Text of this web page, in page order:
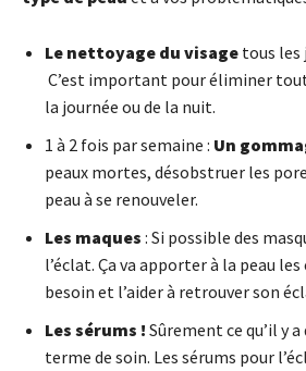
Le nettoyage du visage tous les
C’est important pour éliminer
la journée ou de la nuit.
1 à 2 fois par semaine : Un
peaux mortes, désobstruer les
peau à se renouveler.
Les maques : Si possible des
l’éclat. Ça va apporter à la peau
besoin et l’aider à retrouver son
Les sérums ! Sûrement ce qu’il y
terme de soin. Les sérums pour